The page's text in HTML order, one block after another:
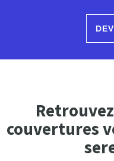
couvertures